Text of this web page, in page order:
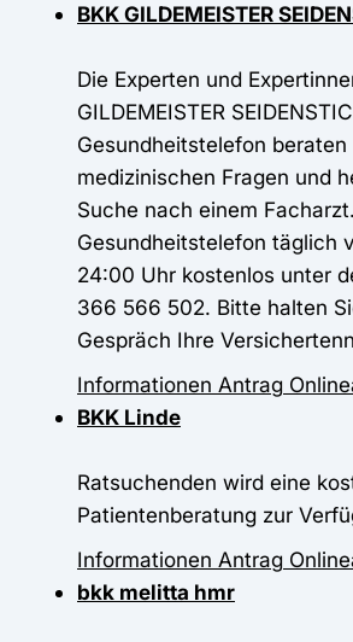
BKK GILDEMEISTER
Die Experten und
GILDEMEISTER
Gesundheitstelefon
medizinischen Fragen und
Suche nach einem
Gesundheitstelefon täglich
24:00 Uhr kostenlos unter
366 566 502. Bitte halten
Gespräch Ihre
Informationen Antrag
BKK Linde
Ratsuchenden wird eine
Patientenberatung zur
Informationen Antrag
bkk melitta hmr